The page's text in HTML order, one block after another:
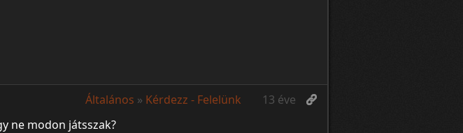
Általános » Kérdezz - Felelünk
13 éve
ne modon játsszak?